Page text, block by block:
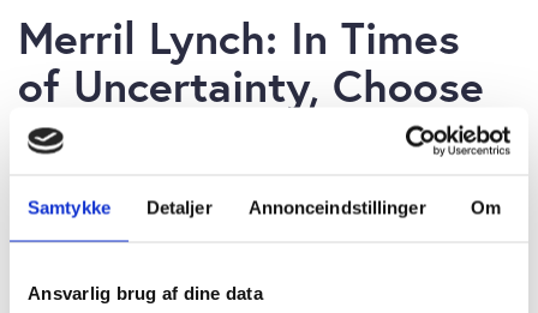
Samtykke Detaljer Annonceindstillinger Om
Ansvarlig brug af dine data
Merril Lynch: In Times
of Uncertainty, Choose
Fundamentals Over